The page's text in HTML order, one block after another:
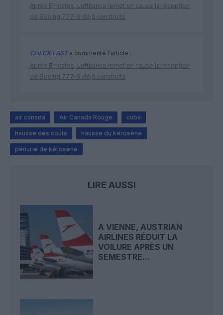
Après Emirates, Lufthansa remet en cause la réception
de Boeing 777-9 déjà construits
CHECK LASTa commenté l'article :
Après Emirates, Lufthansa remet en cause la réception
de Boeing 777-9 déjà construits
air canada Air Canada Rouge cuba
hausse des coûts hausse du kérosène
pénurie de kérosène
LIRE AUSSI
A VIENNE, AUSTRIAN
AIRLINES RÉDUIT LA
VOILURE APRÈS UN
SEMESTRE...